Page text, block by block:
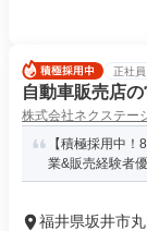
正社員
自動車販売店
株式会社ネクステー
【積極採用中
業&販売経験者
福井県坂井市